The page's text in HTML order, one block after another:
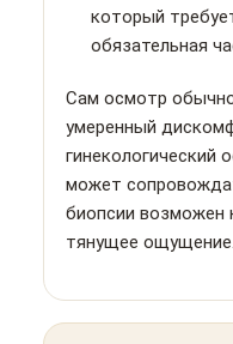
который
обязательная
Сам осмотр
умеренный
гинекологический
может
биопсии возможен
тянущее ощущение.